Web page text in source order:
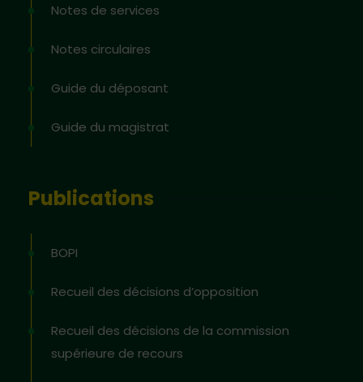
Notes de services
Notes circulaires
Guide du déposant
Guide du magistrat
Publications
BOPI
Recueil des décisions d’opposition
Recueil des décisions de la commission
supérieure de recours